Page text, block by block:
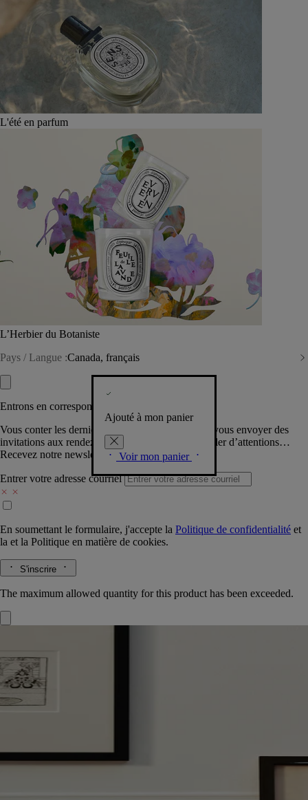
L'été en parfum
L’Herbier du Botaniste
Pays / Langue :Canada, français
Ajouté à mon panier
Voir mon panier
Entrons en correspondance​
Vous conter les dernières créations de la Maison, vous envoyer des
invitations aux rendez-vous Diptyque, vous combler d’attentions…
Recevez notre newsletter.
Entrer votre adresse courriel
En soumettant le formulaire, j'accepte la Politique de confidentialité et
la et la Politique en matière de cookies.
S'inscrire
The maximum allowed quantity for this product has been exceeded.